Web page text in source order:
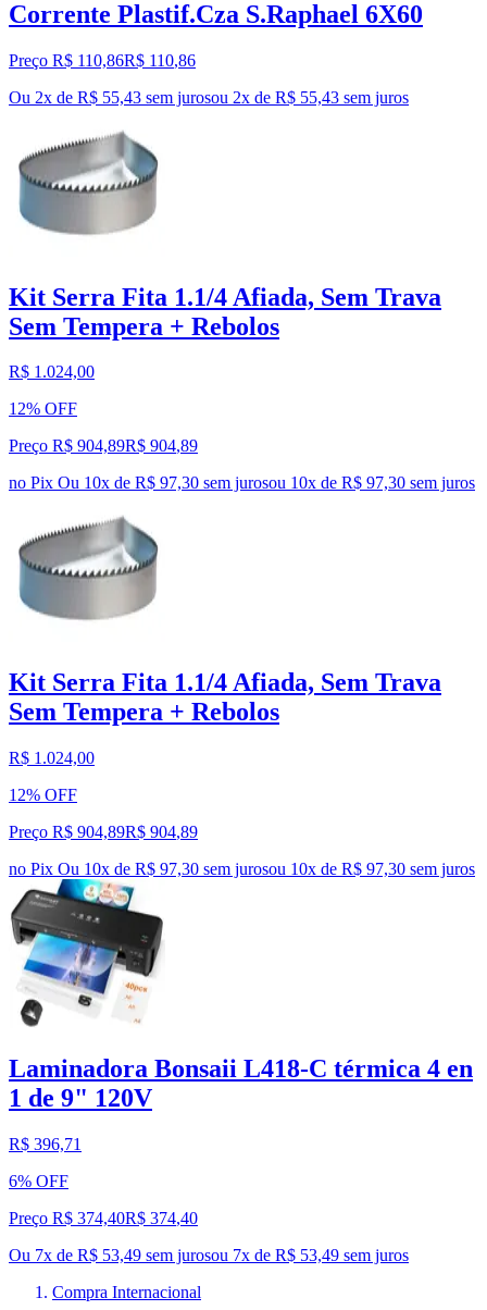
Corrente Plastif.Cza S.Raphael 6X60
Preço R$ 110,86R$ 110,86
Ou 2x de R$ 55,43 sem jurosou 2x de R$ 55,43 sem juros
Kit Serra Fita 1.1/4 Afiada, Sem Trava
Sem Tempera + Rebolos
R$ 1.024,00
12% OFF
Preço R$ 904,89R$ 904,89
no Pix Ou 10x de R$ 97,30 sem jurosou 10x de R$ 97,30 sem juros
Kit Serra Fita 1.1/4 Afiada, Sem Trava
Sem Tempera + Rebolos
R$ 1.024,00
12% OFF
Preço R$ 904,89R$ 904,89
no Pix Ou 10x de R$ 97,30 sem jurosou 10x de R$ 97,30 sem juros
Laminadora Bonsaii L418-C térmica 4 en
1 de 9" 120V
R$ 396,71
6% OFF
Preço R$ 374,40R$ 374,40
Ou 7x de R$ 53,49 sem jurosou 7x de R$ 53,49 sem juros
Compra Internacional